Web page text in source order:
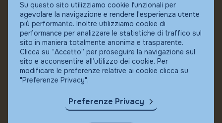
© Fundstore
Collocatore autorizzato:
Banca Ifigest SpA
P.Iva: 04337180485
Su questo sito utilizziamo cookie funzionali per
agevolare la navigazione e rendere l'esperienza utente
più performante. Inoltre utilizziamo cookie di
performance per analizzare le statistiche di traffico sul
sito in maniera totalmente anonima e trasparente.
Clicca su “Accetto” per proseguire la navigazione sul
sito e acconsentire all’utilizzo dei cookie. Per
modificare le preferenze relative ai cookie clicca su
"Preferenze Privacy".
Preferenze Privacy